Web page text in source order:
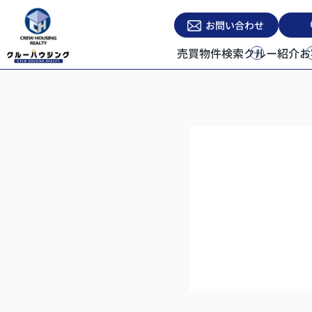
お問い合わせ
売買物件検索クルー紹介